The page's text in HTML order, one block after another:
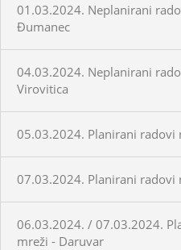
01.03.2024. Neplanirani
Đumanec
04.03.2024. Neplanirani
Virovitica
05.03.2024. Planirani radovi
07.03.2024. Planirani radovi
06.03.2024. / 07.03.2024.
mreži - Daruvar